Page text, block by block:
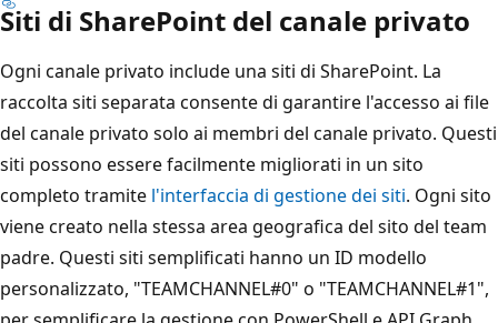
Siti di SharePoint del canale privato
Ogni canale privato include una siti di SharePoint. La
raccolta siti separata consente di garantire l'accesso ai file
del canale privato solo ai membri del canale privato. Questi
siti possono essere facilmente migliorati in un sito
completo tramite l'interfaccia di gestione dei siti. Ogni sito
viene creato nella stessa area geografica del sito del team
padre. Questi siti semplificati hanno un ID modello
personalizzato, "TEAMCHANNEL#0" o "TEAMCHANNEL#1",